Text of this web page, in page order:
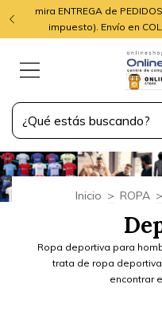
mira ENTREGA de
impuesto). Envío en
Inicio > ROPA >
Ropa deportiva para
trata de ropa
encontrar